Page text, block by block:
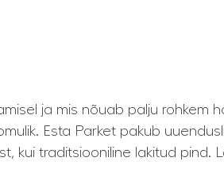
ja mis nõuab palju rohkem
Esta Parket pakub
kui traditsiooniline lakitud pind.